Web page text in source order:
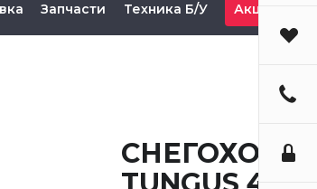
Запчасти Техника Б/У Акции
СНЕГОХОД